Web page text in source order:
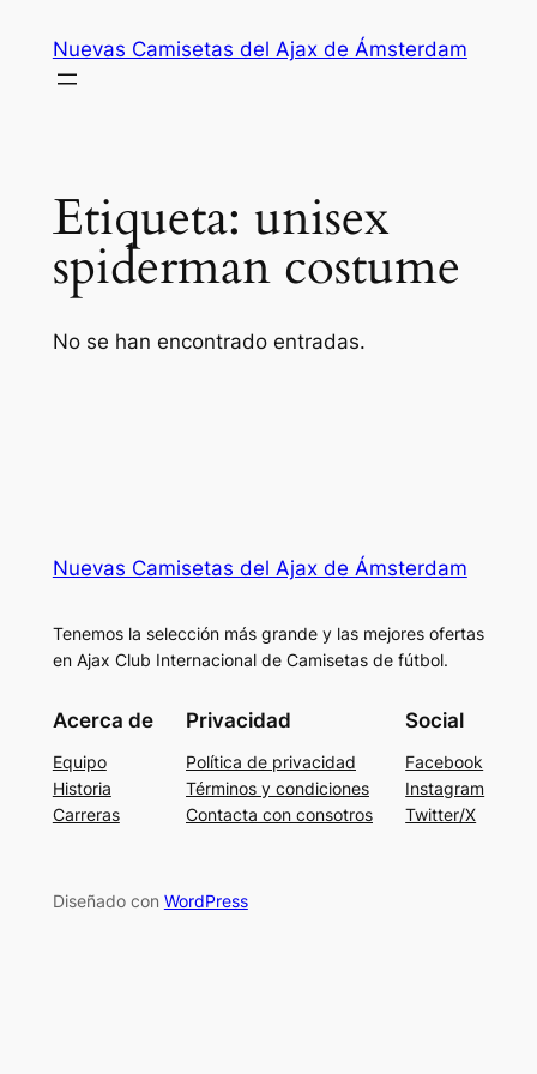
contenido
Nuevas Camisetas del Ajax de Ámsterdam
Etiqueta: unisex
spiderman costume
No se han encontrado entradas.
Nuevas Camisetas del Ajax de Ámsterdam
Tenemos la selección más grande y las mejores ofertas
en Ajax Club Internacional de Camisetas de fútbol.
Acerca de
Equipo
Historia
Carreras
Privacidad
Política de privacidad
Términos y condiciones
Contacta con consotros
Social
Facebook
Instagram
Twitter/X
Diseñado con WordPress